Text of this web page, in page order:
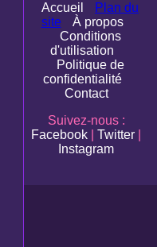
Accueil
Plan du
site
À propos
Conditions
d'utilisation
Politique de
confidentialité
Contact
Suivez-nous :
Facebook
Twitter
Instagram